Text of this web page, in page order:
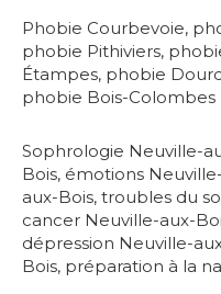
Phobie Courbevoie,
phobie Pithiviers,
Étampes, phobie
phobie Bois-Colombes
Sophrologie Neuville-
Bois, émotions
aux-Bois, troubles du
cancer Neuville-aux-
dépression Neuville-
Bois, préparation à la